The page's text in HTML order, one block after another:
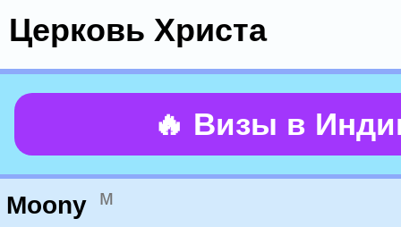
Церковь Христа
🔥 Визы в
Moony м